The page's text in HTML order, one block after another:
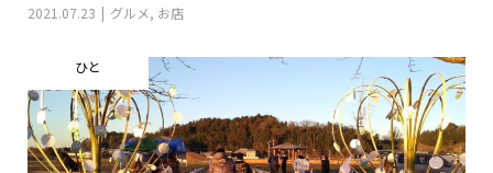
2021.07.23 グルメ, お店
ひと